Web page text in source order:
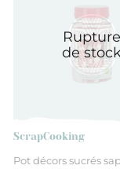
Rupture
de
ScrapCooking
Pot décors sucrés